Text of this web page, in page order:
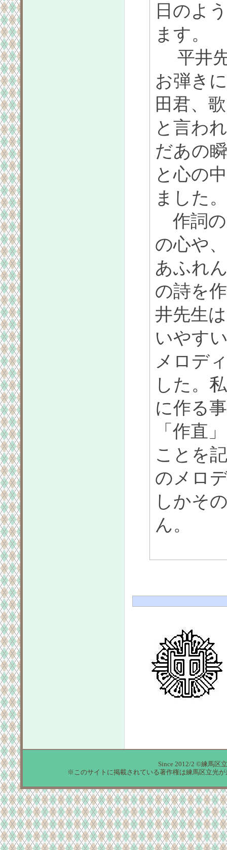
日のよ
ます。
平井先
お弾き
田君、
と言わ
だあの
と心の
ました。
作詞の
の心や
あふれ
の詩を
井先生
いやす
メロデ
した。
に作る
「作直
ことを
のメロ
しかそ
ん。
Since 2012/2 ©練馬区
※このサイトに掲載されている著作権は練馬区立光